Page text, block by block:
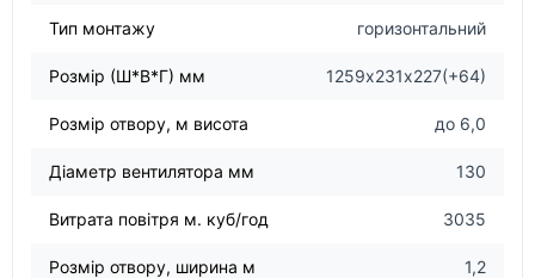
Тип монтажу горизонтальний
Розмір (Ш*В*Г) мм 1259х231х227(+64)
Розмір отвору, м висота до 6,0
Діаметр вентилятора мм 130
Витрата повітря м. куб/год 3035
Розмір отвору, ширина м 1,2